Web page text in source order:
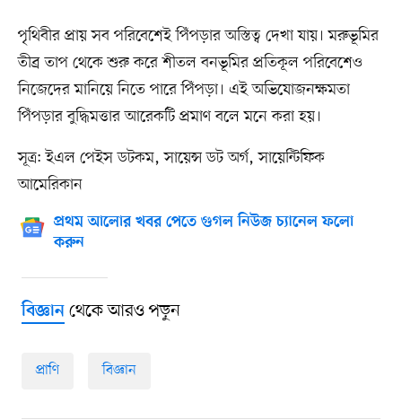
পৃথিবীর প্রায় সব পরিবেশেই পিঁপড়ার অস্তিত্ব দেখা যায়। মরুভূমির
তীব্র তাপ থেকে শুরু করে শীতল বনভূমির প্রতিকূল পরিবেশেও
নিজেদের মানিয়ে নিতে পারে পিঁপড়া। এই অভিযোজনক্ষমতা
পিঁপড়ার বুদ্ধিমত্তার আরেকটি প্রমাণ বলে মনে করা হয়।
সূত্র: ইএল পেইস ডটকম, সায়েন্স ডট অর্গ, সায়েন্টিফিক
আমেরিকান
প্রথম আলোর খবর পেতে গুগল নিউজ চ্যানেল ফলো
করুন
বিজ্ঞানথেকে আরও পড়ুন
প্রাণি বিজ্ঞান